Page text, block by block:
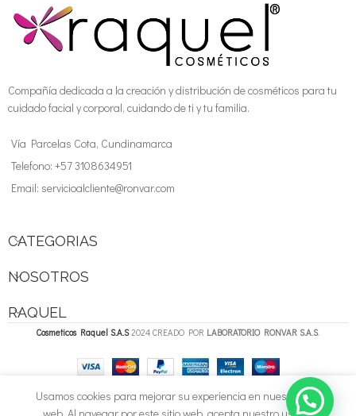
Compañía dedicada a la creación y distribución de cosméticos para tu
cuidado facial y corporal, cuidando de ti y tu familia.
Vía Parcelas Cota, Cundinamarca
Telefono: +57 3108634951
Email: servicioalcliente@ronvar.com
CATEGORIAS
NOSOTROS
RAQUEL
Cosmeticos Raquel S.A.S 2024 CREADO POR LABORATORIO RONVAR S.A.S.
Usamos cookies para mejorar su experiencia en nuestro sitio
web. Al navegar por este sitio web, acepta nuestro uso de